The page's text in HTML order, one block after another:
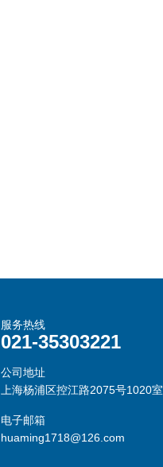
服务热线
021-35303221
公司地址
上海杨浦区控江路2075号1020室
电子邮箱
huaming1718@126.com